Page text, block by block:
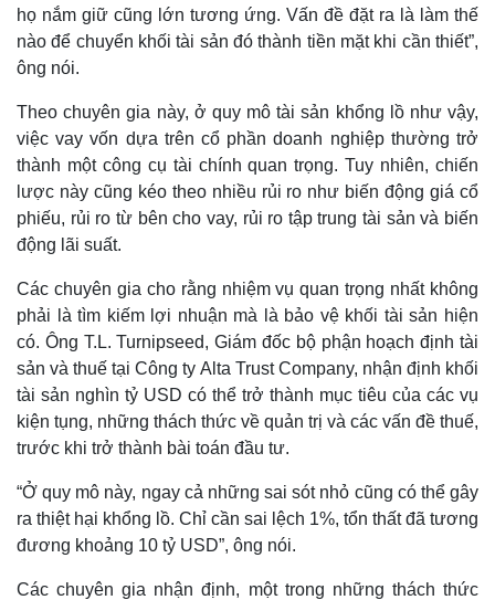
họ nắm giữ cũng lớn tương ứng. Vấn đề đặt ra là làm thế
nào để chuyển khối tài sản đó thành tiền mặt khi cần thiết”,
ông nói.
Theo chuyên gia này, ở quy mô tài sản khổng lồ như vậy,
việc vay vốn dựa trên cổ phần doanh nghiệp thường trở
thành một công cụ tài chính quan trọng. Tuy nhiên, chiến
lược này cũng kéo theo nhiều rủi ro như biến động giá cổ
phiếu, rủi ro từ bên cho vay, rủi ro tập trung tài sản và biến
động lãi suất.
Các chuyên gia cho rằng nhiệm vụ quan trọng nhất không
phải là tìm kiếm lợi nhuận mà là bảo vệ khối tài sản hiện
có. Ông T.L. Turnipseed, Giám đốc bộ phận hoạch định tài
sản và thuế tại Công ty Alta Trust Company, nhận định khối
tài sản nghìn tỷ USD có thể trở thành mục tiêu của các vụ
kiện tụng, những thách thức về quản trị và các vấn đề thuế,
trước khi trở thành bài toán đầu tư.
“Ở quy mô này, ngay cả những sai sót nhỏ cũng có thể gây
ra thiệt hại khổng lồ. Chỉ cần sai lệch 1%, tổn thất đã tương
đương khoảng 10 tỷ USD”, ông nói.
Các chuyên gia nhận định, một trong những thách thức